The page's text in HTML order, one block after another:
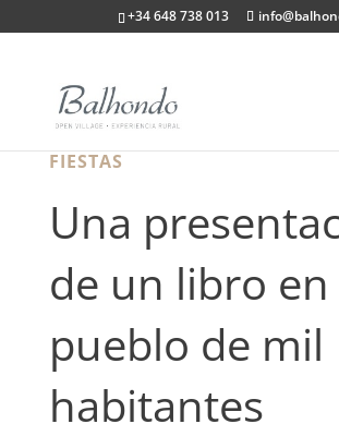
+34 648 738 013
FIESTAS
Una
de un libro
pueblo de mil
habitantes